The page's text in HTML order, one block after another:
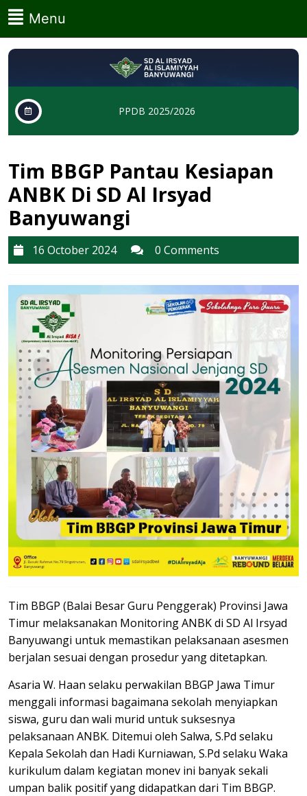
Skip
to
content
Menu
PPDB 2025/2026
Tim BBGP Pantau Kesiapan
ANBK Di SD Al Irsyad
Banyuwangi
16 October 2024
16
October
2024
0 Comments
Tim BBGP (Balai Besar Guru Penggerak) Provinsi Jawa
Timur melaksanakan Monitoring ANBK di SD Al Irsyad
Banyuwangi untuk memastikan pelaksanaan asesmen
berjalan sesuai dengan prosedur yang ditetapkan.
Asaria W. Haan selaku perwakilan BBGP Jawa Timur
menggali informasi bagaimana sekolah menyiapkan
siswa, guru dan wali murid untuk suksesnya
pelaksanaan ANBK. Ditemui oleh Salwa, S.Pd selaku
Kepala Sekolah dan Hadi Kurniawan, S.Pd selaku Waka
kurikulum dalam kegiatan monev ini banyak sekali
umpan balik positif yang didapatkan dari Tim BBGP.